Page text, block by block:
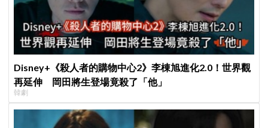
Disney+《殺人者的購物中心2》李棟旭進化2.0！世界觀
再延伸 岡田將生登場竟殺了「他」
韓劇